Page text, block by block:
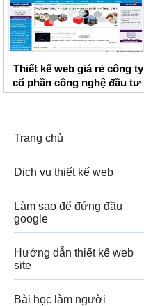
Thiết kế web giá rẻ công ty
cổ phần công nghệ đầu tư
BMV
Trang chủ
Dịch vụ thiết kế web
Làm sao để đứng đầu
google
Hướng dẫn thiết kế web
site
Bài học làm người